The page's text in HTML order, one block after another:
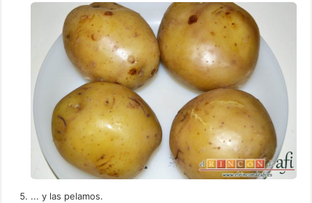
... y las pelamos.